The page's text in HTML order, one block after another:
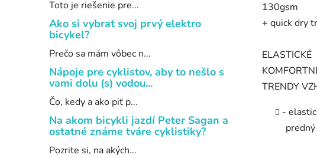
Toto je riešenie pre...
Ako si vybrať svoj prvý elektro
bicykel?
Prečo sa mám vôbec n...
Nápoje pre cyklistov, aby to nešlo s
vami dolu (s) vodou...
Čo, kedy a ako piť p...
Na akom bicykli jazdí Peter Sagan a
ostatné známe tváre cyklistiky?
Pozrite si, na akých...
130gsm
+ quick dry
ELASTICKÉ
TRENDY
-